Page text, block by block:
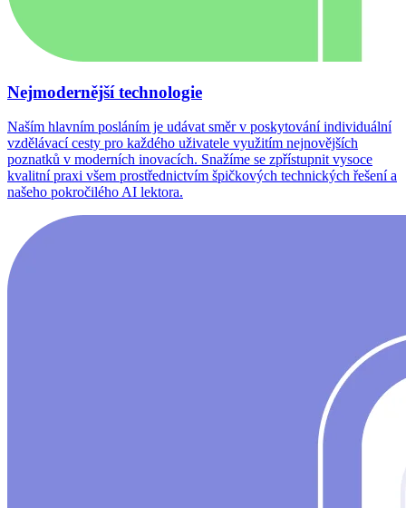
Nejmodernější technologie
Naším hlavním posláním je udávat směr v poskytování individuální
vzdělávací cesty pro každého uživatele využitím nejnovějších
poznatků v moderních inovacích. Snažíme se zpřístupnit vysoce
kvalitní praxi všem prostřednictvím špičkových technických řešení a
našeho pokročilého AI lektora.